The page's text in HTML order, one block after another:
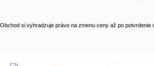
Obchod si vyhradzuje právo na zmenu ceny až po